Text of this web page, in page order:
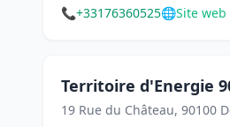
📞+33176360525🌐Site web
Territoire d'Energie
19 Rue du Château, 90100